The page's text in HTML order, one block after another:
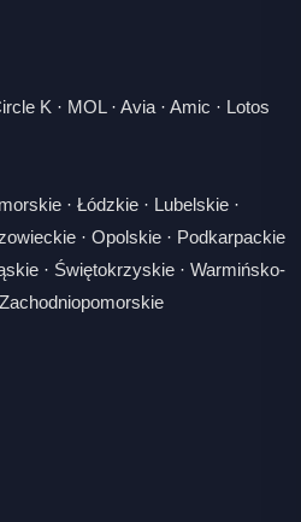
K · MOL· Avia · Amic · Lotos
· Łódzkie · Lubelskie ·
· Opolskie · Podkarpackie
· Świętokrzyskie · Warmińsko-
Zachodniopomorskie